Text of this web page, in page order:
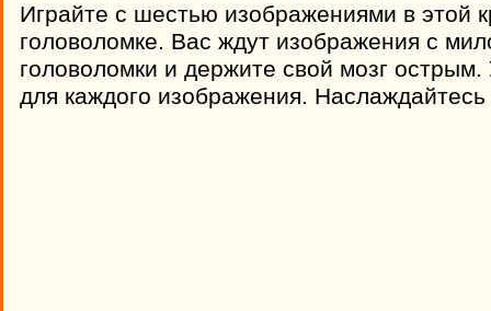
Играйте с шестью изображениями в этой
головоломке. Вас ждут изображения с
головоломки и держите свой мозг
для каждого изображения.